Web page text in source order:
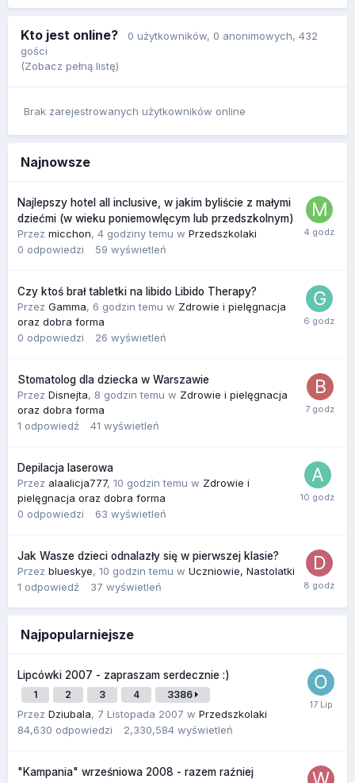
Kto jest online? 0 użytkowników, 0 anonimowych, 432
gości
(Zobacz pełną listę)
Brak zarejestrowanych użytkowników online
Najnowsze
Najlepszy hotel all inclusive, w jakim byliście z małymi
dziećmi (w wieku poniemowlęcym lub przedszkolnym)
Przez micchon, 4 godziny temu w Przedszkolaki
0 odpowiedzi 59 wyświetleń
Czy ktoś brał tabletki na libido Libido Therapy?
Przez Gamma, 6 godzin temu w Zdrowie i pielęgnacja
oraz dobra forma
0 odpowiedzi 26 wyświetleń
Stomatolog dla dziecka w Warszawie
Przez Disnejta, 8 godzin temu w Zdrowie i pielęgnacja
oraz dobra forma
1 odpowiedź 41 wyświetleń
Depilacja laserowa
Przez alaalicja777, 10 godzin temu w Zdrowie i
pielęgnacja oraz dobra forma
0 odpowiedzi 63 wyświetleń
Jak Wasze dzieci odnalazły się w pierwszej klasie?
Przez blueskye, 10 godzin temu w Uczniowie, Nastolatki
1 odpowiedź 37 wyświetleń
Najpopularniejsze
Lipcówki 2007 - zapraszam serdecznie :)
1 2 3 4 3386
Przez Dziubala, 7 Listopada 2007 w Przedszkolaki
84,630 odpowiedzi 2,330,584 wyświetleń
"Kampania" wrześniowa 2008 - razem raźniej